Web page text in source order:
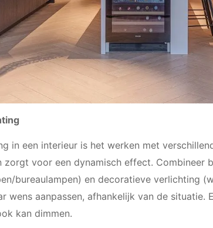
in een interieur is het werken met
zorgt voor een dynamisch effect.
bureaulampen) en decoratieve verlichting
wens aanpassen, afhankelijk van de situatie.
kan dimmen.